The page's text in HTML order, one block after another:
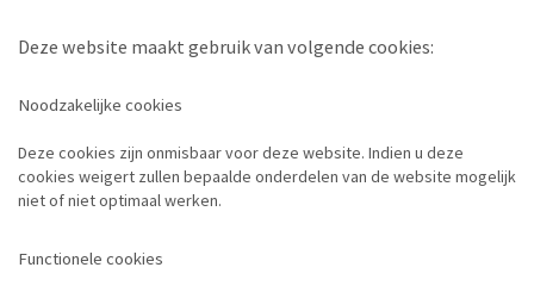
Deze website maakt gebruik van volgende cookies:
Noodzakelijke cookies
Deze cookies zijn onmisbaar voor deze website. Indien u deze
cookies weigert zullen bepaalde onderdelen van de website mogelijk
niet of niet optimaal werken.
Functionele cookies